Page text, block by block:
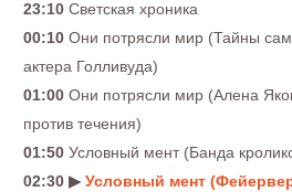
23:10 Светская хроника
00:10 Они потрясли мир (Тайны
актера Голливуда)
01:00 Они потрясли мир (Алена
против течения)
01:50 Условный мент (Банда
02:30 ▶Условный мент